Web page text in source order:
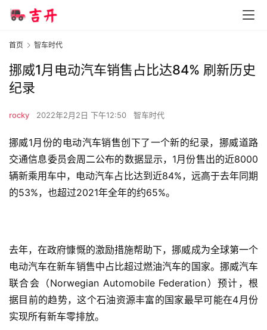
首页 智车时代
挪威1月电动汽车销售占比达84% 刷新历史
纪录
rocky 2022年2月2日 下午12:50 智车时代
挪威1月份的电动汽车销售创下了一个新的纪录，挪威道路
交通信息委员会周二公布的数据显示，1月份售出的近8000
辆新乘用车中，电动汽车占比达到近84%，远高于去年同期
的53%，也超过2021年全年的约65%。
去年，在政府慷慨的激励措施帮助下，挪威成为全球第一个
电动汽车在新车销售中占比超过燃油汽车的国家。挪威汽车
联合会（Norwegian Automobile Federation）预计，根
据目前的趋势，这个石油资源丰富的国家最早可能在4月份
实现所有新车零排放。